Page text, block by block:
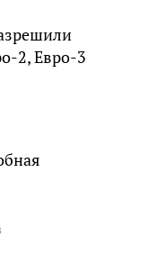
2, Евро-3